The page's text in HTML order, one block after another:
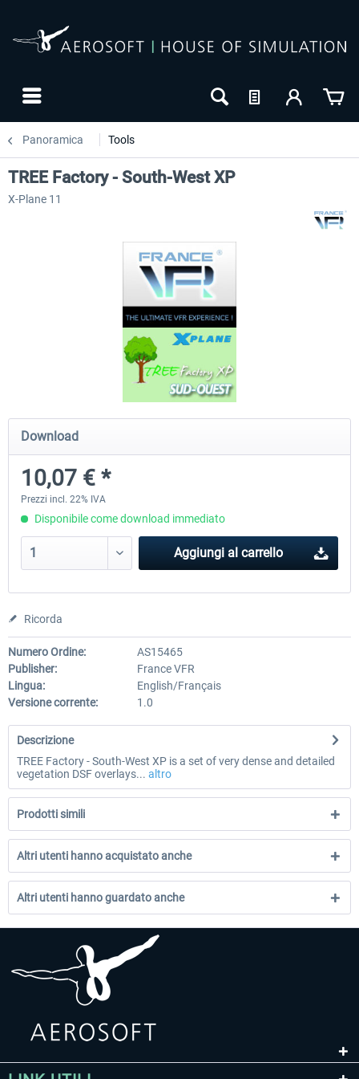
Panoramica Tools
Traffic Global for X-Plane 12/11 (Mac)
45,70 € *
NUOVO
FSDG - Flight Suite Pro
TREE Factory - South-West XP
X-Plane 11
Download
10,07 € *
Prezzi incl. 22% IVA
Disponibile come download immediato
Aggiungi al carrello
Ricorda
Numero Ordine:
AS15465
Publisher:
France VFR
Lingua:
English/Français
Versione corrente:
1.0
Descrizione
TREE Factory - South-West XP is a set of very dense and detailed
vegetation DSF overlays... altro
Prodotti simili
Altri utenti hanno acquistato anche
Altri utenti hanno guardato anche